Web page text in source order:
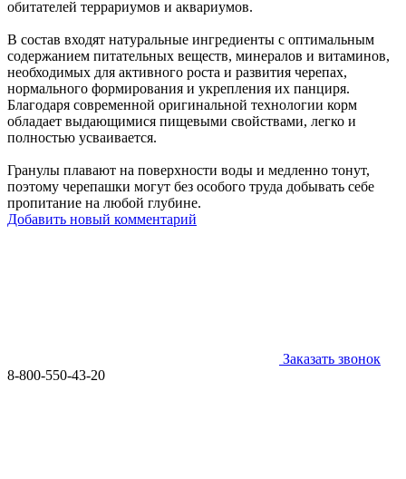
обитателей террариумов и аквариумов.
В состав входят натуральные ингредиенты с оптимальным
содержанием питательных веществ, минералов и витаминов,
необходимых для активного роста и развития черепах,
нормального формирования и укрепления их панциря.
Благодаря современной оригинальной технологии корм
обладает выдающимися пищевыми свойствами, легко и
полностью усваивается.
Гранулы плавают на поверхности воды и медленно тонут,
поэтому черепашки могут без особого труда добывать себе
пропитание на любой глубине.
Добавить новый комментарий
Заказать звонок
8-800-550-43-20